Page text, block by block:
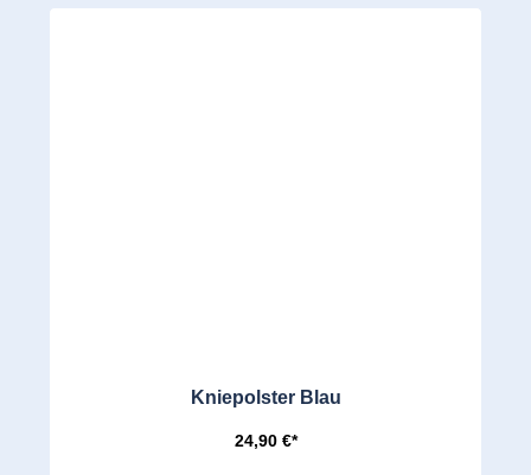
Kniepolster Blau
24,90 €*